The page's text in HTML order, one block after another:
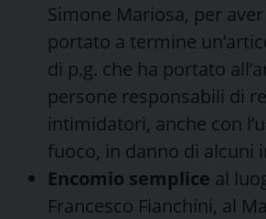
Simone Mariosa, per
portato a termine
di p.g. che ha portato
persone responsabili di
intimidatori, anche con
fuoco, in danno di alcuni
Encomio semplice al
Francesco Fianchini, al